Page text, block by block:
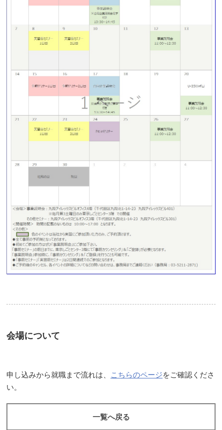
会場について
申し込みから就職まで流れは、 こちらのページをご確認くださ
い。
一覧へ戻る